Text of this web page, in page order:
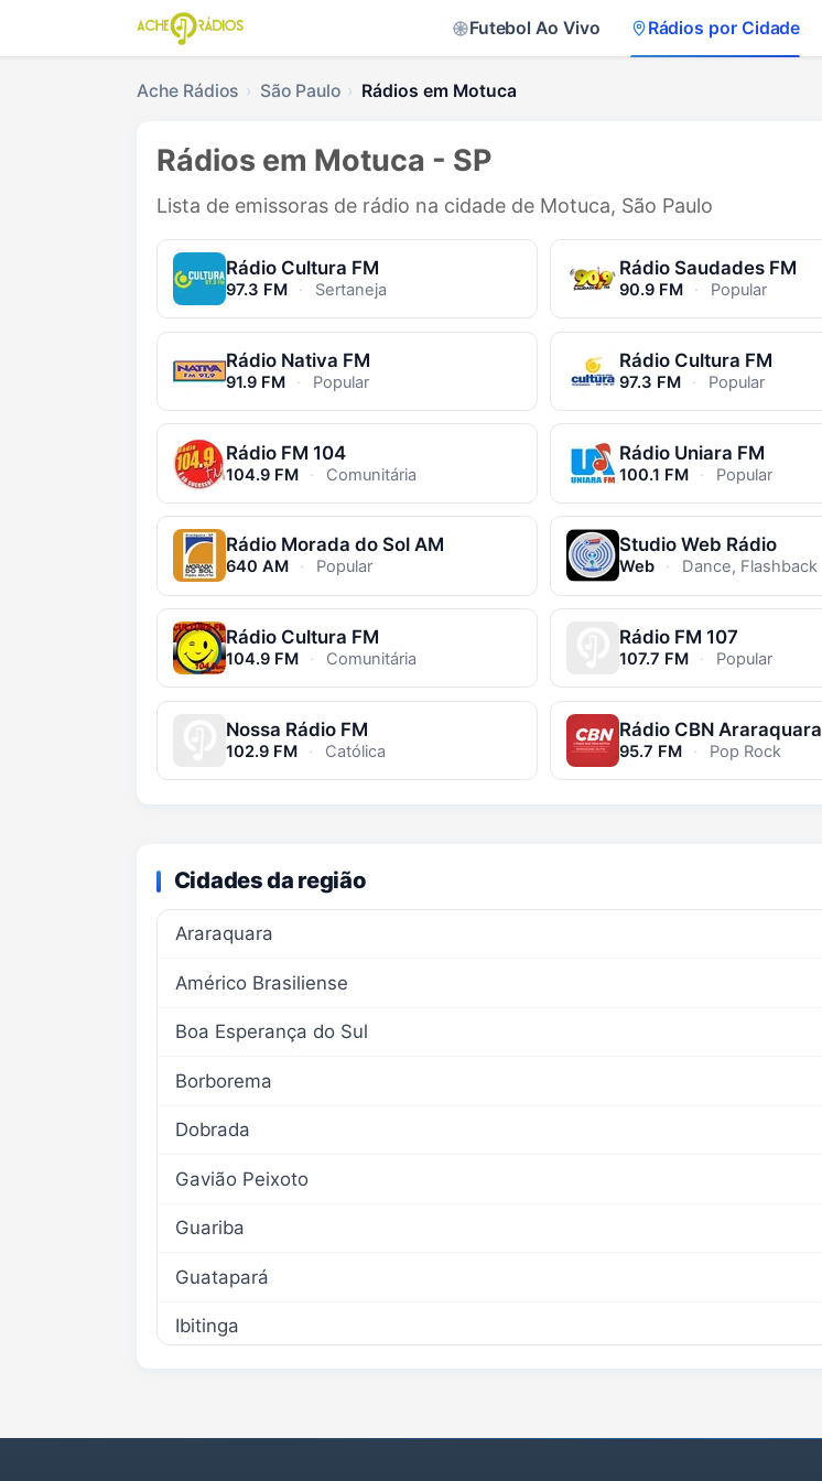
Futebol Ao Vivo Rádios por Cidade
Ache Rádios São Paulo Rádios em Motuca
Rádios em Motuca - SP
Lista de emissoras de rádio na cidade de Motuca, São Paulo
Rádio Cultura FM
97.3 FM · Sertaneja
Rádio Saudades FM
90.9 FM · Popular
Rádio Nativa FM
91.9 FM · Popular
Rádio Cultura FM
97.3 FM · Popular
Rádio FM 104
104.9 FM · Comunitária
Rádio Uniara FM
100.1 FM · Popular
Rádio Morada do Sol AM
640 AM · Popular
Studio Web Rádio
Web · Dance, Flashback
Rádio Cultura FM
104.9 FM · Comunitária
Rádio FM 107
107.7 FM · Popular
Nossa Rádio FM
102.9 FM · Católica
Rádio CBN Araraquara
95.7 FM · Pop Rock
Cidades da região
Araraquara
Américo Brasiliense
Boa Esperança do Sul
Borborema
Dobrada
Gavião Peixoto
Guariba
Guatapará
Ibitinga